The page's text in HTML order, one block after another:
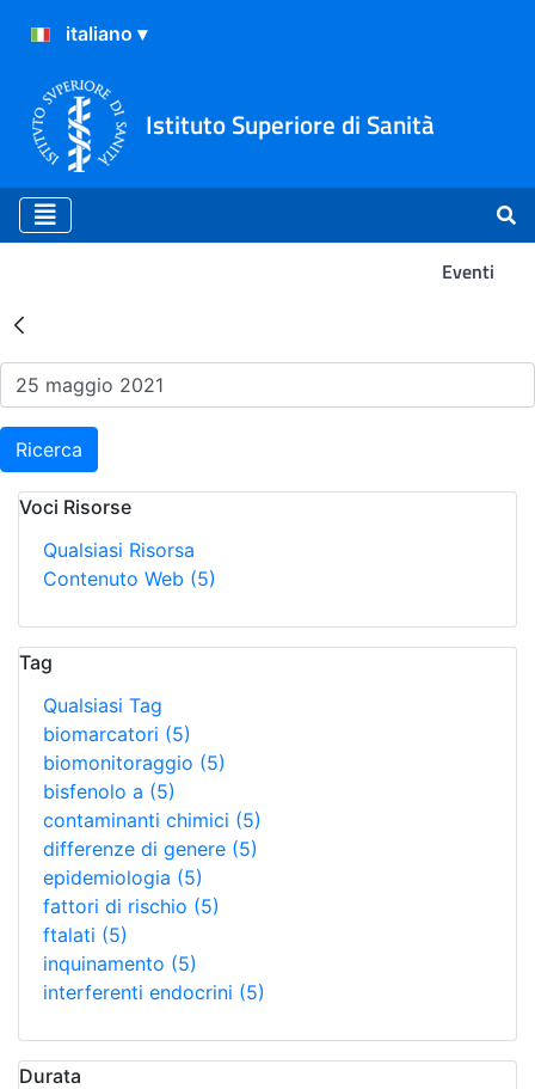
Istituto Superiore di Sanità
Eventi
Risultati della Ricerca -
Ricerca
Voci Risorse
Qualsiasi Risorsa
Contenuto Web (5)
Tag
Qualsiasi Tag
biomarcatori (5)
biomonitoraggio (5)
bisfenolo a (5)
contaminanti chimici (5)
differenze di genere (5)
epidemiologia (5)
fattori di rischio (5)
ftalati (5)
inquinamento (5)
interferenti endocrini (5)
Durata